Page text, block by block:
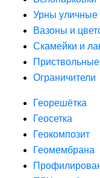
Урны уличные
Вазоны и
Скамейки и
Ограничители
Георешётка
Геосетка
Геокомпозит
Геомембрана